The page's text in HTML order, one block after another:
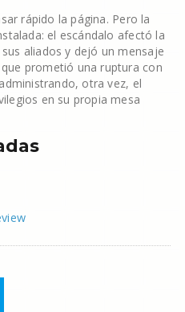
rápido la página. Pero la
el escándalo afectó la
aliados y dejó un mensaje
prometió una ruptura con
otra vez, el
en su propia mesa